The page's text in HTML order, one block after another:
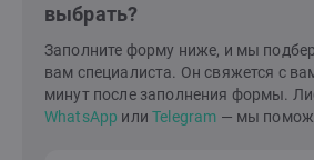
выбрать?
Заполните форму ниже, и мы
вам специалиста. Он свяжется с
минут после заполнения формы.
WhatsApp илиTelegram — мы